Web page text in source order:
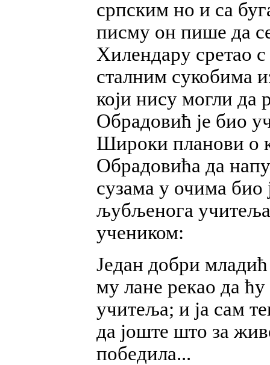
српским но и са
писму он пише да
Хилендару сретао
сталним сукобима
који нису могли да
Обрадовић је био
Широки планови о
Обрадовића да
сузама у очима био
љубљенога
учеником:
Један добри
му лане рекао да
учитеља; и ја сам
да јоште што за
победила...